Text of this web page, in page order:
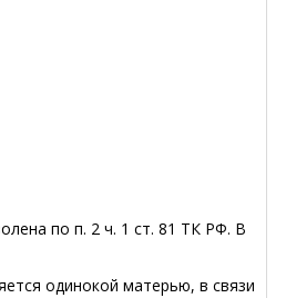
по п. 2 ч. 1 ст. 81 ТК РФ. В
одинокой матерью, в связи